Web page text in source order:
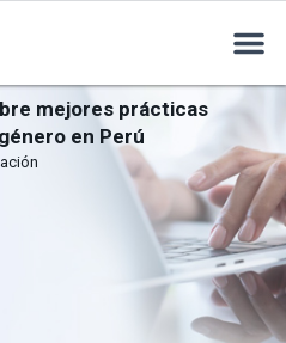
mejores prácticas
en Perú